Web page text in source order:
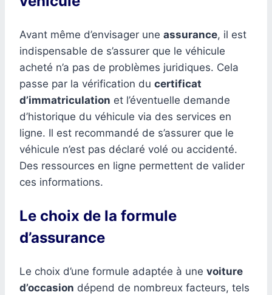
Avant même d’envisager une assurance, il est
indispensable de s’assurer que le véhicule
acheté n’a pas de problèmes juridiques. Cela
passe par la vérification du certificat
d’immatriculation et l’éventuelle demande
d’historique du véhicule via des services en
ligne. Il est recommandé de s’assurer que le
véhicule n’est pas déclaré volé ou accidenté.
Des ressources en ligne permettent de valider
ces informations.
Le choix de la formule
d’assurance
Le choix d’une formule adaptée à une voiture
d’occasion dépend de nombreux facteurs, tels